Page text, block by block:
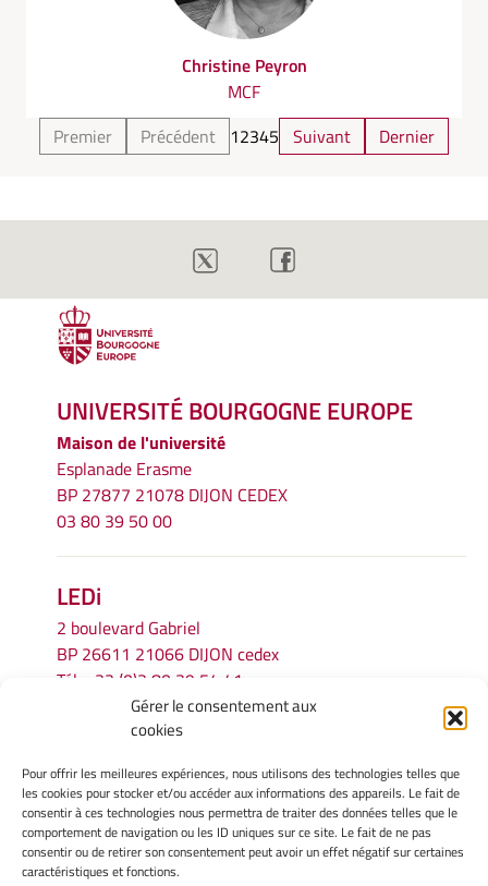
Gérer le consentement aux
cookies
Pour offrir les meilleures expériences, nous utilisons des technologies telles que
les cookies pour stocker et/ou accéder aux informations des appareils. Le fait de
consentir à ces technologies nous permettra de traiter des données telles que le
comportement de navigation ou les ID uniques sur ce site. Le fait de ne pas
consentir ou de retirer son consentement peut avoir un effet négatif sur certaines
caractéristiques et fonctions.
Christine Peyron
MCF
Premier
Précédent 12345 Suivant Dernier
UNIVERSITÉ BOURGOGNE EUROPE
Maison de l'université
Esplanade Erasme
BP 27877 21078 DIJON CEDEX
03 80 39 50 00
LEDi
2 boulevard Gabriel
BP 26611 21066 DIJON cedex
Tél.
+33 (0)3 80 39 54 41
secretariat.ledi@u-bourgogne.fr
INFORMATIONS LÉGALES
Mentions légales
Gérer mes cookies
Politique de cookies